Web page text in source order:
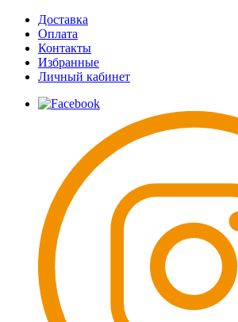
Доставка
Оплата
Контакты
Избранные
Личный кабинет